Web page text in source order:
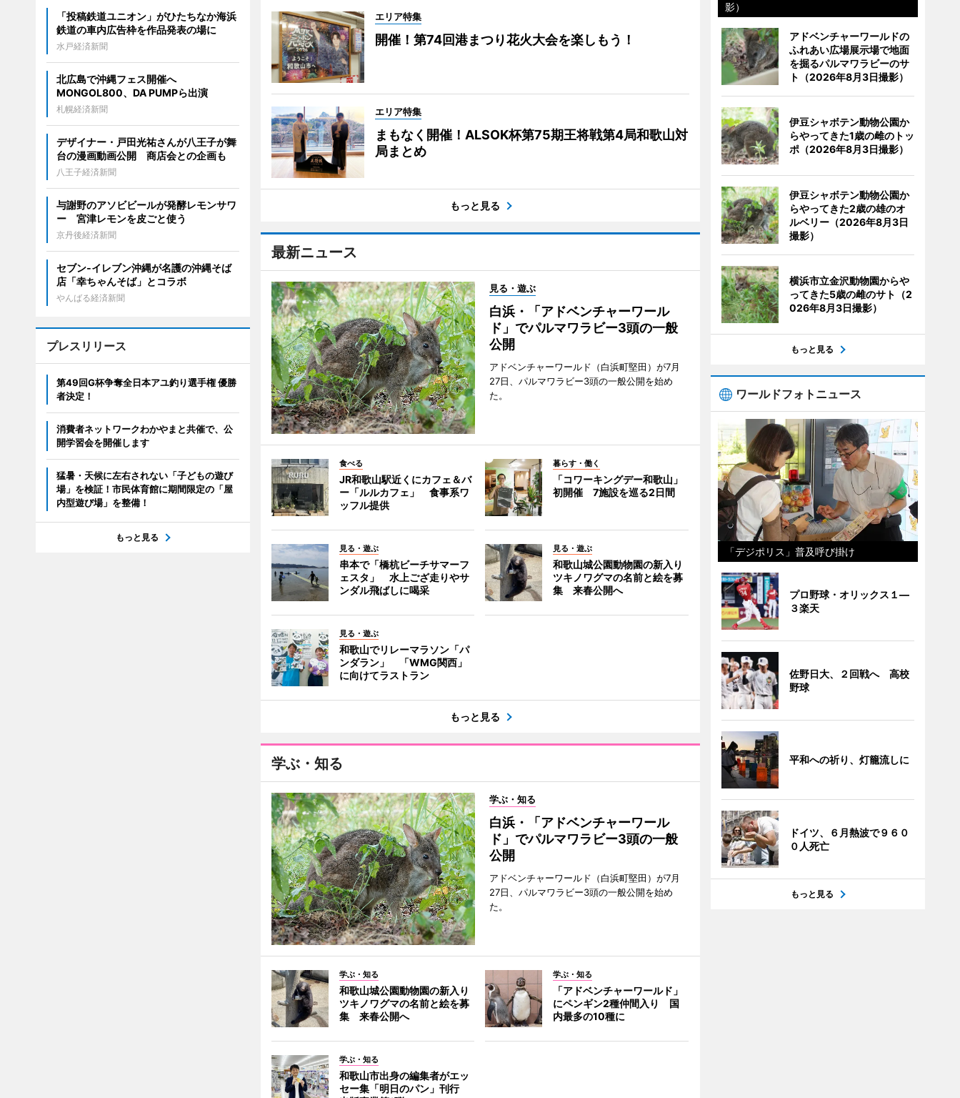
エリア特集
開催！第74回港まつり花火大会を楽しもう！
エリア特集
まもなく開催！ALSOK杯第75期王将戦第4局和歌山対
局まとめ
もっと見る
最新ニュース
見る・遊ぶ
白浜・「アドベンチャーワール
ド」でパルマワラビー3頭の一般
公開
アドベンチャーワールド（白浜町堅田）が7月
27日、パルマワラビー3頭の一般公開を始め
た。
食べる
JR和歌山駅近くにカフェ＆バ
ー「ルルカフェ」 食事系ワ
ッフル提供
暮らす・働く
「コワーキングデー和歌山」
初開催 7施設を巡る2日間
見る・遊ぶ
串本で「橋杭ビーチサマーフ
ェスタ」 水上ござ走りやサ
ンダル飛ばしに喝采
見る・遊ぶ
和歌山城公園動物園の新入り
ツキノワグマの名前と絵を募
集 来春公開へ
見る・遊ぶ
和歌山でリレーマラソン「パ
ンダラン」 「WMG関西」
に向けてラストラン
もっと見る
学ぶ・知る
学ぶ・知る
白浜・「アドベンチャーワール
ド」でパルマワラビー3頭の一般
公開
アドベンチャーワールド（白浜町堅田）が7月
27日、パルマワラビー3頭の一般公開を始め
た。
学ぶ・知る
和歌山城公園動物園の新入り
ツキノワグマの名前と絵を募
集 来春公開へ
学ぶ・知る
「アドベンチャーワールド」
にペンギン2種仲間入り 国
内最多の10種に
学ぶ・知る
和歌山市出身の編集者がエッ
セー集「明日のパン」刊行
「投稿鉄道ユニオン」がひたちなか海浜
鉄道の車内広告枠を作品発表の場に
水戸経済新聞
北広島で沖縄フェス開催へ
MONGOL800、DA PUMPら出演
札幌経済新聞
デザイナー・戸田光祐さんが八王子が舞
台の漫画動画公開 商店会との企画も
八王子経済新聞
与謝野のアソビビールが発酵レモンサワ
ー 宮津レモンを皮ごと使う
京丹後経済新聞
セブン‐イレブン沖縄が名護の沖縄そば
店「幸ちゃんそば」とコラボ
やんばる経済新聞
プレスリリース
第49回G杯争奪全日本アユ釣り選手権 優勝
者決定！
消費者ネットワークわかやまと共催で、公
開学習会を開催します
猛暑・天候に左右されない「子どもの遊び
場」を検証！市民体育館に期間限定の「屋
内型遊び場」を整備！
もっと見る
影）
アドベンチャーワールドの
ふれあい広場展示場で地面
を掘るパルマワラビーのサ
ト（2026年8月3日撮影）
伊豆シャボテン動物公園か
らやってきた1歳の雌のトッ
ポ（2026年8月3日撮影）
伊豆シャボテン動物公園か
らやってきた2歳の雄のオ
ルベリー（2026年8月3日
撮影）
横浜市立金沢動物園からや
ってきた5歳の雌のサト（2
026年8月3日撮影）
もっと見る
ワールドフォトニュース
「デジポリス」普及呼び掛け
プロ野球・オリックス１―
３楽天
佐野日大、２回戦へ 高校
野球
平和への祈り、灯籠流しに
ドイツ、６月熱波で９６０
０人死亡
もっと見る